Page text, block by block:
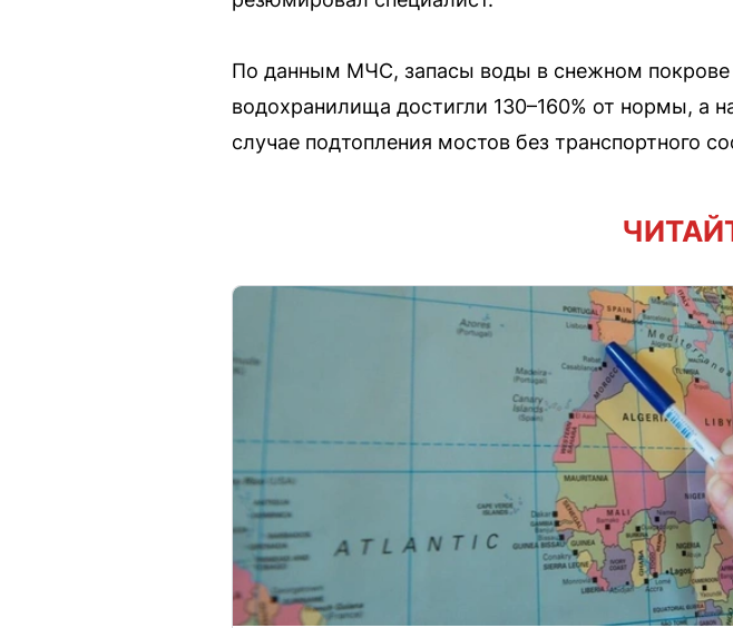
По данным МЧС, запасы воды в снежном покрове
водохранилища достигли 130–160% от нормы, а
случае подтопления мостов без транспортного